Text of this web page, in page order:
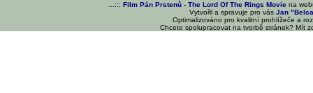
...::: Film Pán Prstenů - The Lord Of The Rings Movie na
Vytvořil a spravuje pro vásJan
Optimalizováno pro kvalitní prohlížeče a
Chcete spolupracovat na tvorbě stránek? Mít